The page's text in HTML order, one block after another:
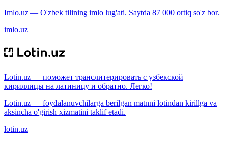
Imlo.uz — O'zbek tilining imlo lug'ati. Saytda 87 000 ortiq so'z bor.
imlo.uz
Lotin.uz — поможет транслитерировать с узбекской
кириллицы на латиницу и обратно. Легко!
Lotin.uz — foydalanuvchilarga berilgan matnni lotindan kirillga va
aksincha o'girish xizmatini taklif etadi.
lotin.uz